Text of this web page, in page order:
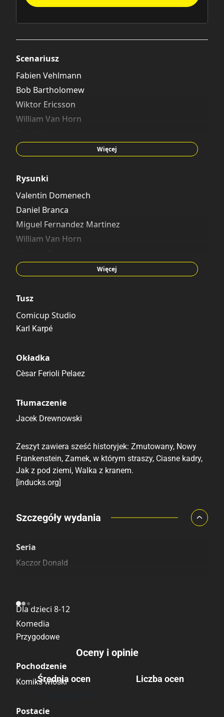
Scenariusz
Fabien Vehlmann
Bob Bartholomew
Wiktor Ericsson
William Van Horn
Bob Karp
Więcej
Rysunki
Valentin Domenech
Daniel Branca
Miguel Fernandez Martinez
William Van Horn
Al Taliaferro
Więcej
Tusz
Comicup Studio
Karl Karpé
Okładka
Cèsar Ferioli Pelaez
Tłumaczenie
Jacek Drewnowski
Zeszyt zawiera sześć historyjek: Zmutowany, Nowy
Frankenstein, Zamek, w którym straszy, Ciasne kadry,
Jak z pod ziemi, Walka z kranem.
[inducks.org]
Porównaj ceny
Szczegóły wydania
Seria
Kaczor Donald
Dla dzieci 8-12
Komedia
Przygodowe
Pochodzenie
Komiks włoski
Postacie
Oceny i opinie
Średnia ocen Liczba ocen